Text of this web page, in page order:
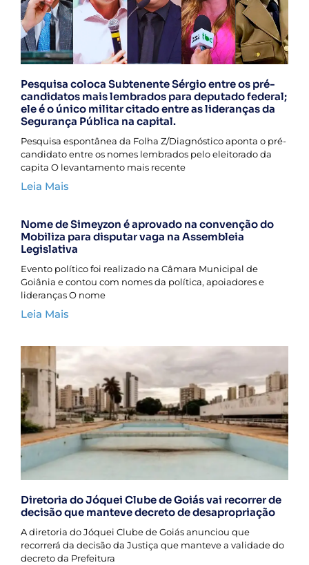
Pesquisa coloca Subtenente Sérgio entre os pré-
candidatos mais lembrados para deputado federal;
ele é o único militar citado entre as lideranças da
Segurança Pública na capital.
Pesquisa espontânea da Folha Z/Diagnóstico aponta o pré-
candidato entre os nomes lembrados pelo eleitorado da
capita O levantamento mais recente
Leia Mais
Nome de Simeyzon é aprovado na convenção do
Mobiliza para disputar vaga na Assembleia
Legislativa
Evento político foi realizado na Câmara Municipal de
Goiânia e contou com nomes da política, apoiadores e
lideranças O nome
Leia Mais
Diretoria do Jóquei Clube de Goiás vai recorrer de
decisão que manteve decreto de desapropriação
A diretoria do Jóquei Clube de Goiás anunciou que
recorrerá da decisão da Justiça que manteve a validade do
decreto da Prefeitura